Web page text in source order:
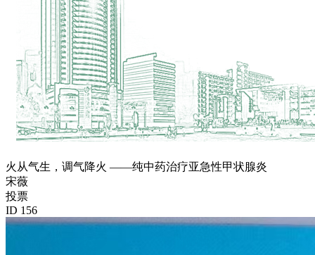
火从气生，调气降火 ——纯中药治疗亚急性甲状腺炎
宋薇
投票
ID 156